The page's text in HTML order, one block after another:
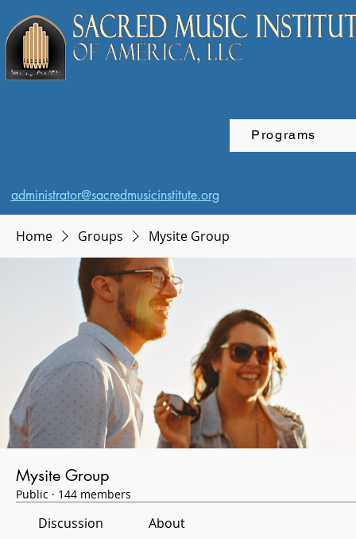
Programs
administrator@sacredmusicinstitute.org
Home Groups Mysite Group
Mysite Group
Public · 144 members
Discussion About